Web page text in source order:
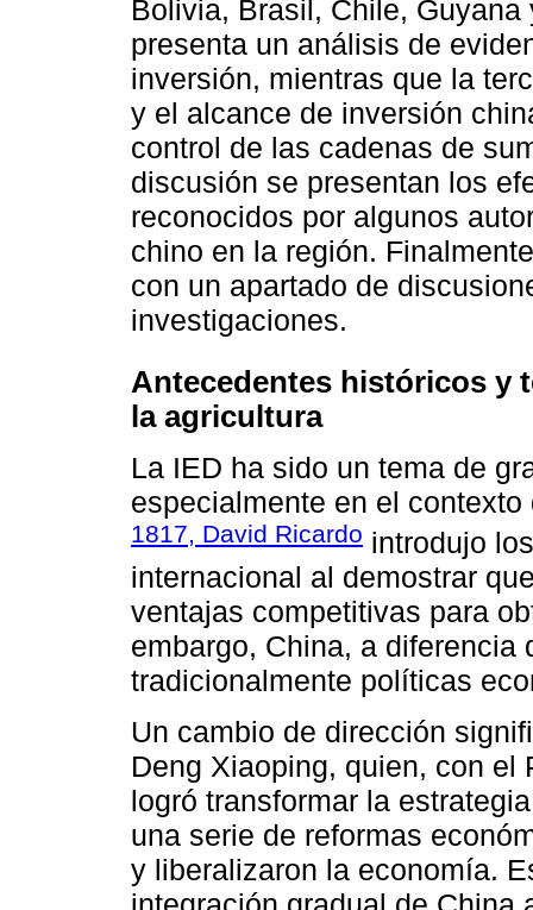
Bolivia, Brasil, Chile,
presenta un análisis de
inversión, mientras que la
y el alcance de inversión
control de las cadenas de
discusión se presentan los
reconocidos por algunos
chino en la región.
con un apartado de
investigaciones.
Antecedentes históricos y
la agricultura
La IED ha sido un tema de
especialmente en el
1817, David Ricardo introdujo
internacional al demostrar
ventajas competitivas para
embargo, China, a diferencia
tradicionalmente políticas
Un cambio de dirección
Deng Xiaoping, quien, con el
logró transformar la
una serie de reformas
y liberalizaron la economía.